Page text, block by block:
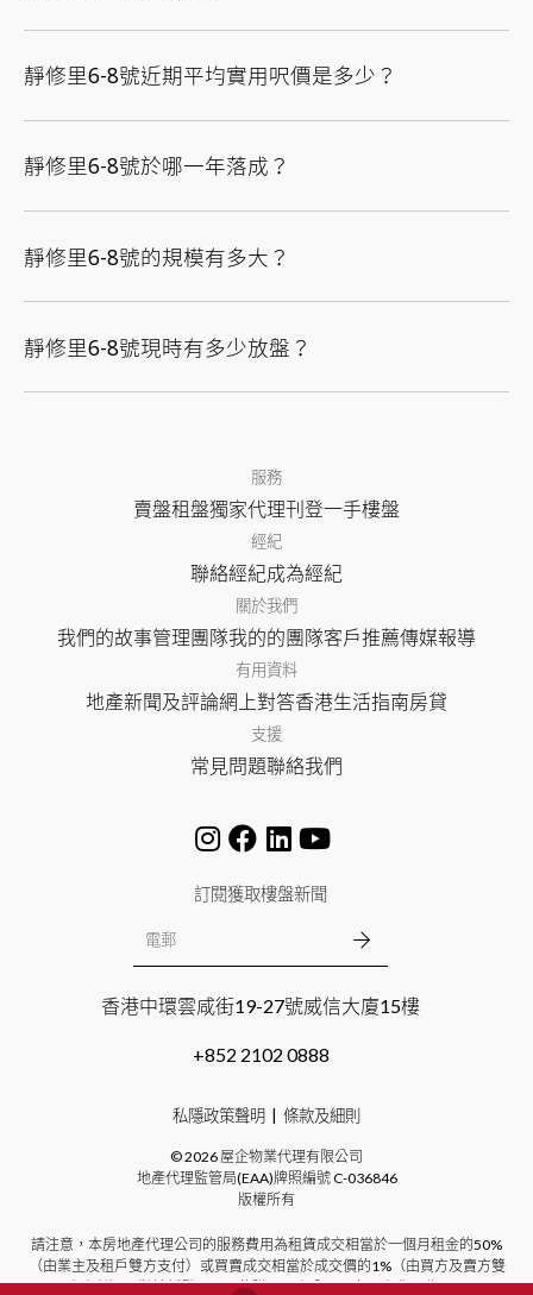
靜修里6-8號近期平均實用呎價是多少？
靜修里6-8號於哪一年落成？
靜修里6-8號的規模有多大？
靜修里6-8號現時有多少放盤？
服務
賣盤租盤獨家代理刊登一手樓盤
經紀
聯絡經紀成為經紀
關於我們
我們的故事管理團隊我的的團隊客戶推薦傳媒報導
有用資料
地產新聞及評論網上對答香港生活指南房貸
支援
常見問題聯絡我們
訂閱獲取樓盤新聞
香港中環雲咸街19-27號威信大廈15樓
+852 2102 0888
私隱政策聲明 條款及細則
©2026屋企物業代理有限公司
地產代理監管局(EAA)牌照編號C-036846
版權所有
請注意，本房地產代理公司的服務費用為租賃成交相當於一個月租金的50%
（由業主及租戶雙方支付）或買賣成交相當於成交價的1%（由買方及賣方雙
方支付）。對於新發展項目的購買，本公司不向買方收取費用。